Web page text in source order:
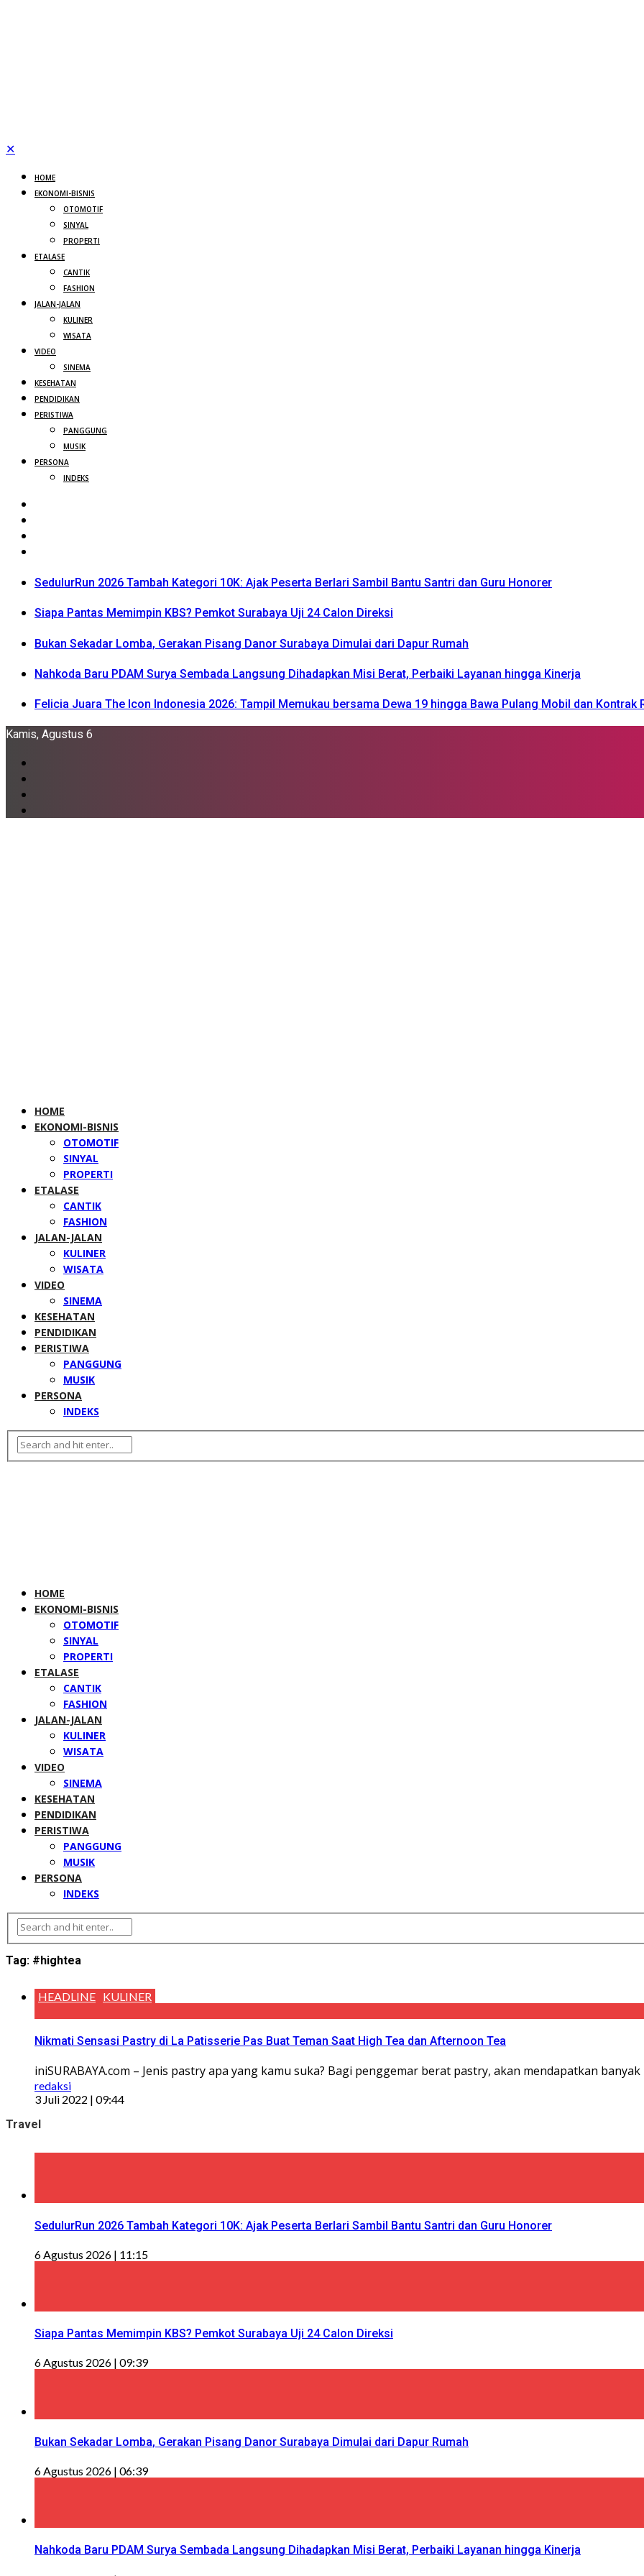
✕
HOME
EKONOMI-BISNIS
OTOMOTIF
SINYAL
PROPERTI
ETALASE
CANTIK
FASHION
JALAN-JALAN
KULINER
WISATA
VIDEO
SINEMA
KESEHATAN
PENDIDIKAN
PERISTIWA
PANGGUNG
MUSIK
PERSONA
INDEKS
SedulurRun 2026 Tambah Kategori 10K: Ajak Peserta Berlari Sambil Bantu Santri dan Guru Honorer
Siapa Pantas Memimpin KBS? Pemkot Surabaya Uji 24 Calon Direksi
Bukan Sekadar Lomba, Gerakan Pisang Danor Surabaya Dimulai dari Dapur Rumah
Nahkoda Baru PDAM Surya Sembada Langsung Dihadapkan Misi Berat, Perbaiki Layanan hingga Kinerja
Felicia Juara The Icon Indonesia 2026: Tampil Memukau bersama Dewa 19 hingga Bawa Pulang Mobil dan Kontrak
Kamis, Agustus 6
HOME
EKONOMI-BISNIS
OTOMOTIF
SINYAL
PROPERTI
ETALASE
CANTIK
FASHION
JALAN-JALAN
KULINER
WISATA
VIDEO
SINEMA
KESEHATAN
PENDIDIKAN
PERISTIWA
PANGGUNG
MUSIK
PERSONA
INDEKS
HOME
EKONOMI-BISNIS
OTOMOTIF
SINYAL
PROPERTI
ETALASE
CANTIK
FASHION
JALAN-JALAN
KULINER
WISATA
VIDEO
SINEMA
KESEHATAN
PENDIDIKAN
PERISTIWA
PANGGUNG
MUSIK
PERSONA
INDEKS
Tag: #hightea
HEADLINE KULINER
Nikmati Sensasi Pastry di La Patisserie Pas Buat Teman Saat High Tea dan Afternoon Tea
iniSURABAYA.com – Jenis pastry apa yang kamu suka? Bagi penggemar berat pastry, akan mendapatkan
redaksi
3 Juli 2022 | 09:44
Travel
SedulurRun 2026 Tambah Kategori 10K: Ajak Peserta Berlari Sambil Bantu Santri dan Guru Honorer
6 Agustus 2026 | 11:15
Siapa Pantas Memimpin KBS? Pemkot Surabaya Uji 24 Calon Direksi
6 Agustus 2026 | 09:39
Bukan Sekadar Lomba, Gerakan Pisang Danor Surabaya Dimulai dari Dapur Rumah
6 Agustus 2026 | 06:39
Nahkoda Baru PDAM Surya Sembada Langsung Dihadapkan Misi Berat, Perbaiki Layanan hingga Kinerja